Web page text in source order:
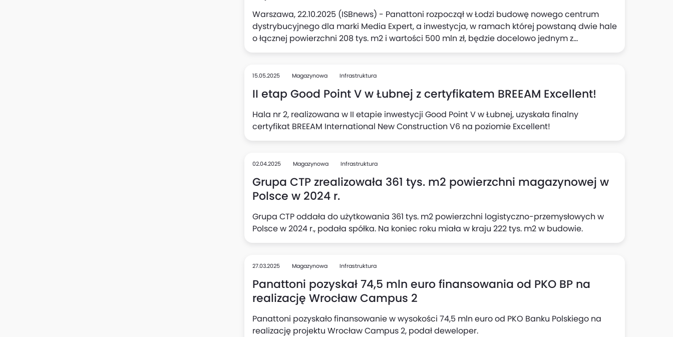
Warszawa, 22.10.2025 (ISBnews) - Panattoni rozpoczął w Łodzi budowę nowego centrum
dystrybucyjnego dla marki Media Expert, a inwestycja, w ramach której powstaną dwie hale
o łącznej powierzchni 208 tys. m2 i wartości 500 mln zł, będzie docelowo jednym z
największych obiektów magazynowych w kraju, podało Panattoni.
15.05.2025 Magazynowa Infrastruktura
II etap Good Point V w Łubnej z certyfikatem BREEAM Excellent!
Hala nr 2, realizowana w II etapie inwestycji Good Point V w Łubnej, uzyskała finalny
certyfikat BREEAM International New Construction V6 na poziomie Excellent!
02.04.2025 Magazynowa Infrastruktura
Grupa CTP zrealizowała 361 tys. m2 powierzchni magazynowej w
Polsce w 2024 r.
Grupa CTP oddała do użytkowania 361 tys. m2 powierzchni logistyczno-przemysłowych w
Polsce w 2024 r., podała spółka. Na koniec roku miała w kraju 222 tys. m2 w budowie.
27.03.2025 Magazynowa Infrastruktura
Panattoni pozyskał 74,5 mln euro finansowania od PKO BP na
realizację Wrocław Campus 2
Panattoni pozyskało finansowanie w wysokości 74,5 mln euro od PKO Banku Polskiego na
realizację projektu Wrocław Campus 2, podał deweloper.